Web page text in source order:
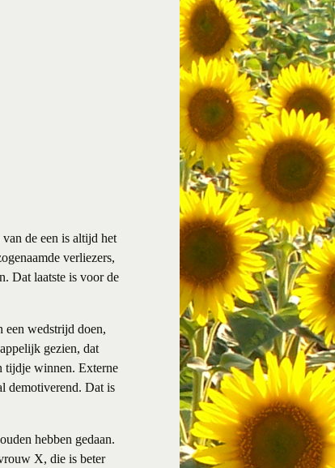
de een is altijd het
verliezers,
Dat laatste is voor de
wedstrijd doen,
gezien, dat
tijdje winnen. Externe
demotiverend. Dat is
hebben gedaan.
X, die is beter